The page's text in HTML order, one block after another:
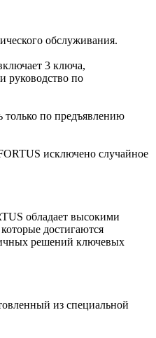
обслуживания.
3 ключа,
руководство по
по предъявлению
исключено случайное
обладает высокими
достигаются
решений ключевых
из специальной